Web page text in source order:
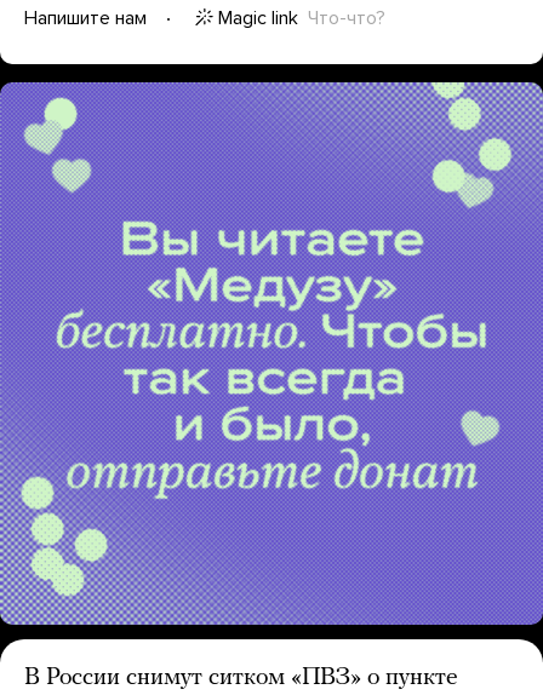
Напишите нам
Magic link Что-что?
В России снимут ситком «ПВЗ» о пункте